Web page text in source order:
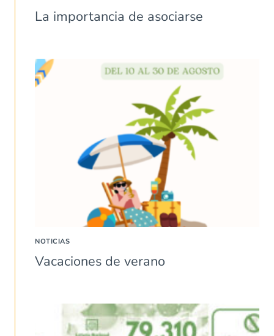
La importancia de asociarse
NOTICIAS
Vacaciones de verano